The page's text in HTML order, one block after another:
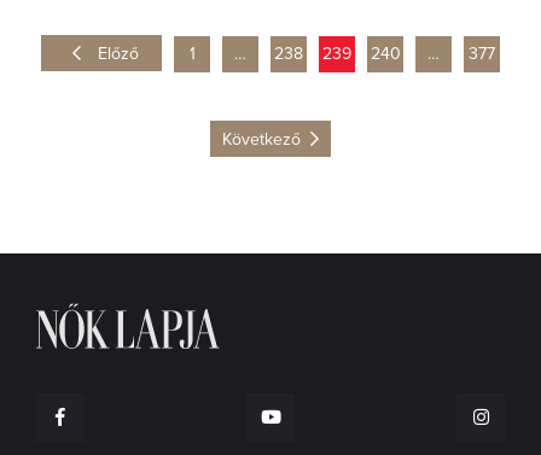
Előző 1 … 238 239 240 … 377
Következő